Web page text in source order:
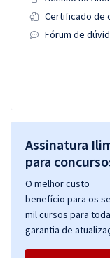
Certificado de
Fórum de
Assinatura
para
O melhor custo
benefício para os
mil cursos para
garantia de